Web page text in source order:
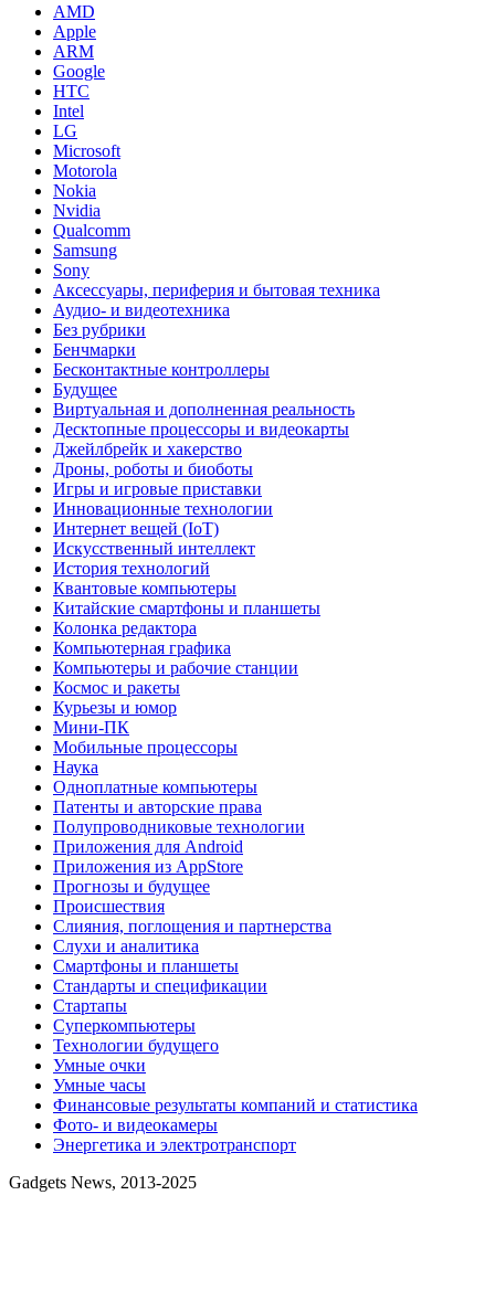
AMD
Apple
ARM
Google
HTC
Intel
LG
Microsoft
Motorola
Nokia
Nvidia
Qualcomm
Samsung
Sony
Аксессуары, периферия и бытовая техника
Аудио- и видеотехника
Без рубрики
Бенчмарки
Бесконтактные контроллеры
Будущее
Виртуальная и дополненная реальность
Десктопные процессоры и видеокарты
Джейлбрейк и хакерство
Дроны, роботы и биоботы
Игры и игровые приставки
Инновационные технологии
Интернет вещей (IoT)
Искусственный интеллект
История технологий
Квантовые компьютеры
Китайские смартфоны и планшеты
Колонка редактора
Компьютерная графика
Компьютеры и рабочие станции
Космос и ракеты
Курьезы и юмор
Мини-ПК
Мобильные процессоры
Наука
Одноплатные компьютеры
Патенты и авторские права
Полупроводниковые технологии
Приложения для Android
Приложения из AppStore
Прогнозы и будущее
Происшествия
Слияния, поглощения и партнерства
Слухи и аналитика
Смартфоны и планшеты
Стандарты и спецификации
Стартапы
Суперкомпьютеры
Технологии будущего
Умные очки
Умные часы
Финансовые результаты компаний и статистика
Фото- и видеокамеры
Энергетика и электротранспорт
Gadgets News, 2013-2025